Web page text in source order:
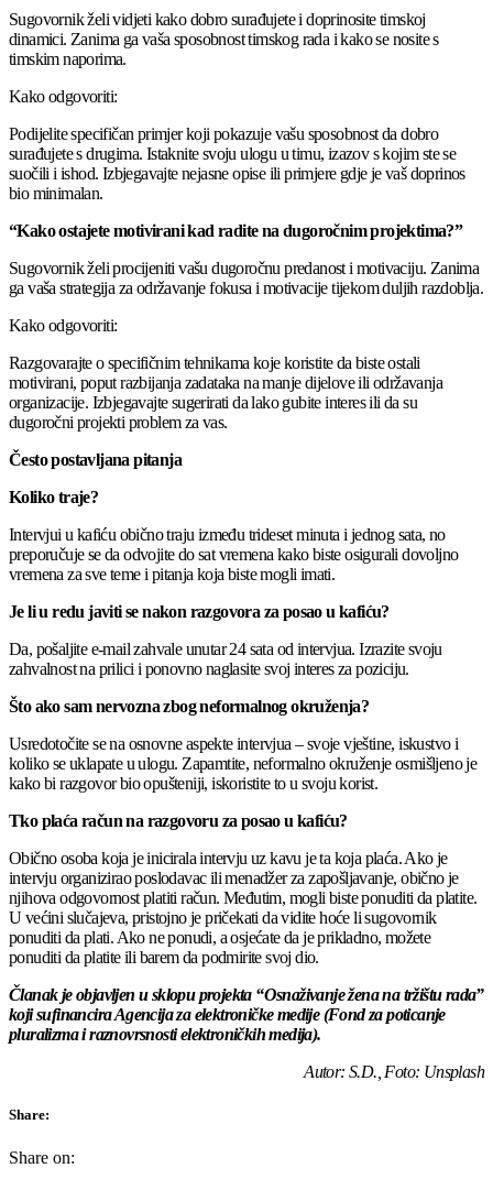
Sugovornik želi vidjeti kako dobro surađujete i doprinosite timskoj
dinamici. Zanima ga vaša sposobnost timskog rada i kako se nosite s
timskim naporima.
Kako odgovoriti:
Podijelite specifičan primjer koji pokazuje vašu sposobnost da dobro
surađujete s drugima. Istaknite svoju ulogu u timu, izazov s kojim ste se
suočili i ishod. Izbjegavajte nejasne opise ili primjere gdje je vaš doprinos
bio minimalan.
“Kako ostajete motivirani kad radite na dugoročnim projektima?”
Sugovornik želi procijeniti vašu dugoročnu predanost i motivaciju. Zanima
ga vaša strategija za održavanje fokusa i motivacije tijekom duljih razdoblja.
Kako odgovoriti:
Razgovarajte o specifičnim tehnikama koje koristite da biste ostali
motivirani, poput razbijanja zadataka na manje dijelove ili održavanja
organizacije. Izbjegavajte sugerirati da lako gubite interes ili da su
dugoročni projekti problem za vas.
Često postavljana pitanja
Koliko traje?
Intervjui u kafiću obično traju između trideset minuta i jednog sata, no
preporučuje se da odvojite do sat vremena kako biste osigurali dovoljno
vremena za sve teme i pitanja koja biste mogli imati.
Je li u redu javiti se nakon razgovora za posao u kafiću?
Da, pošaljite e-mail zahvale unutar 24 sata od intervjua. Izrazite svoju
zahvalnost na prilici i ponovno naglasite svoj interes za poziciju.
Što ako sam nervozna zbog neformalnog okruženja?
Usredotočite se na osnovne aspekte intervjua – svoje vještine, iskustvo i
koliko se uklapate u ulogu. Zapamtite, neformalno okruženje osmišljeno je
kako bi razgovor bio opušteniji, iskoristite to u svoju korist.
Tko plaća račun na razgovoru za posao u kafiću?
Obično osoba koja je inicirala intervju uz kavu je ta koja plaća. Ako je
intervju organizirao poslodavac ili menadžer za zapošljavanje, obično je
njihova odgovornost platiti račun. Međutim, mogli biste ponuditi da platite.
U većini slučajeva, pristojno je pričekati da vidite hoće li sugovornik
ponuditi da plati. Ako ne ponudi, a osjećate da je prikladno, možete
ponuditi da platite ili barem da podmirite svoj dio.
Članak je objavljen u sklopu projekta “Osnaživanje žena na tržištu rada”
koji sufinancira Agencija za elektroničke medije (Fond za poticanje
pluralizma i raznovrsnosti elektroničkih medija).
Autor: S.D., Foto: Unsplash
Share:
Share on: